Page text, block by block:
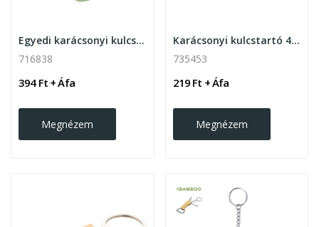
Egyedi karácsonyi kulcstartó
716838
394 Ft + Áfa
Megnézem
Karácsonyi kulcstartó 4 féle formában
735453
219 Ft + Áfa
Megnézem